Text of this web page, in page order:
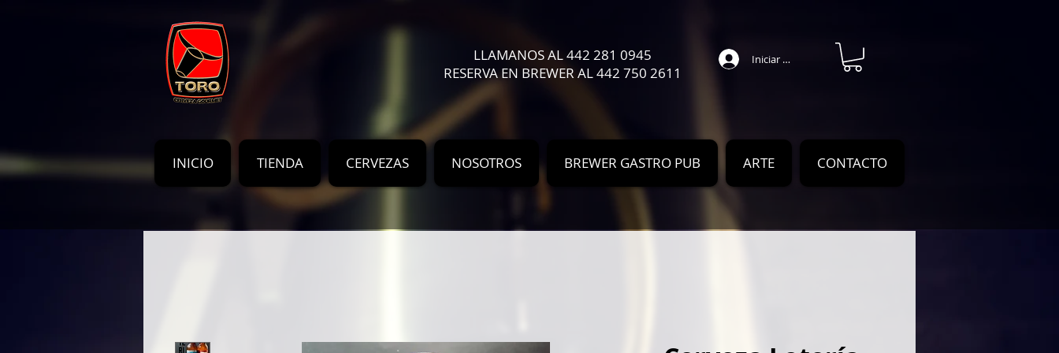
LLAMANOS AL 442 281 0945
RESERVA EN BREWER AL 442 750 2611
Iniciar sesión
INICIO TIENDA CERVEZAS NOSOTROS BREWER GASTRO PUB ARTE CONTACTO